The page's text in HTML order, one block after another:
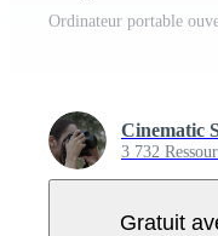
Cinematic
3 732
Gratuit